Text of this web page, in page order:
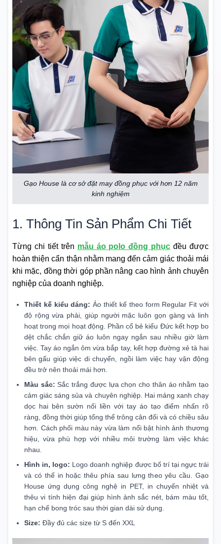
Gạo House là cơ sở đặt may đồng phục với hơn 12 năm
kinh nghiệm
1. Thông Tin Sản Phẩm Chi Tiết
Từng chi tiết trên mẫu áo polo đồng phục đều được
hoàn thiện cẩn thận nhằm mang đến cảm giác thoải mái
khi mặc, đồng thời góp phần nâng cao hình ảnh chuyên
nghiệp của doanh nghiệp.
Thiết kế kiểu dáng: Áo thiết kế theo form Regular Fit với
độ rộng vừa phải, giúp người mặc luôn gọn gàng và linh
hoạt trong mọi hoạt động. Phần cổ bẻ kiểu Đức kết hợp bo
dệt chắc chắn giữ áo luôn ngay ngắn sau nhiều giờ làm
việc. Tay áo ngắn ôm vừa bắp tay, kết hợp đường xẻ tà hai
bên gấu giúp việc di chuyển, ngồi làm việc hay vận động
đều trở nên thoải mái hơn.
Màu sắc: Sắc trắng được lựa chọn cho thân áo nhằm tạo
cảm giác sáng sủa và chuyên nghiệp. Hai mảng xanh chạy
dọc hai bên sườn nối liền với tay áo tạo điểm nhấn rõ
ràng, đồng thời giúp tổng thể trông cân đối và có chiều sâu
hơn. Cách phối màu này vừa làm nổi bật hình ảnh thương
hiệu, vừa phù hợp với nhiều môi trường làm việc khác
nhau.
Hình in, logo: Logo doanh nghiệp được bố trí tại ngực trái
và có thể in hoặc thêu phía sau lưng theo yêu cầu. Gạo
House ứng dụng công nghệ in PET, in chuyển nhiệt và
thêu vi tính hiện đại giúp hình ảnh sắc nét, bám màu tốt,
hạn chế bong tróc sau thời gian dài sử dụng.
Size: Đầy đủ các size từ S đến XXL